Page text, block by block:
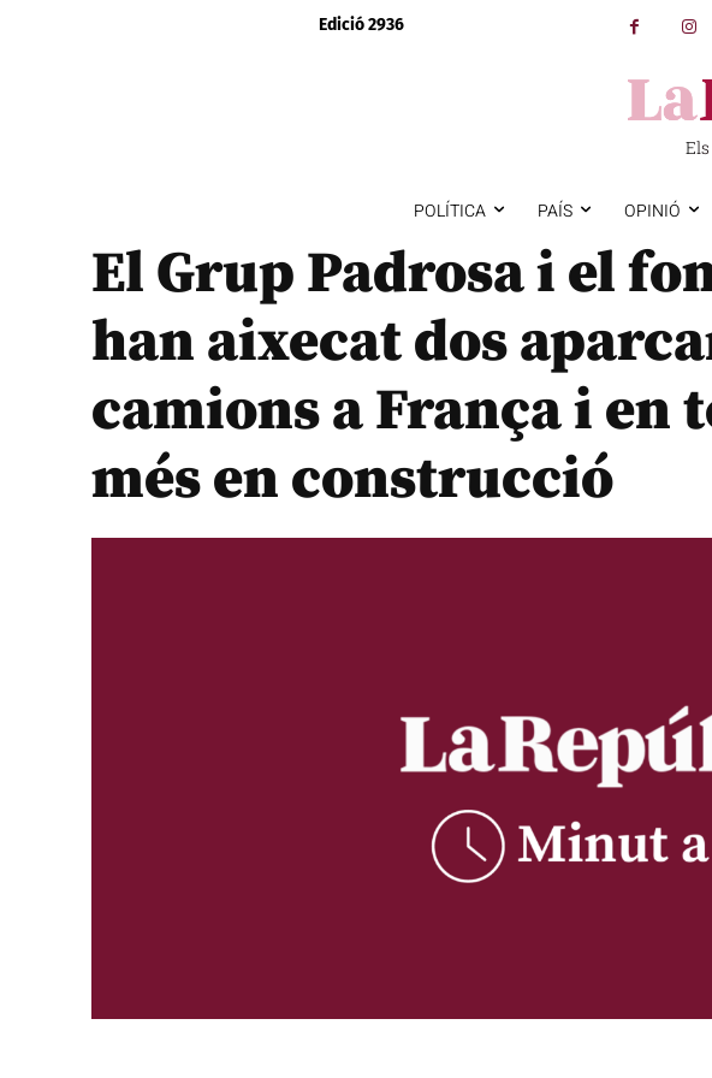
Edició 2936
POLÍTICA PAÍS OPINIÓ
El Grup Padrosa i el
han aixecat dos
camions a França i en
més en construcció